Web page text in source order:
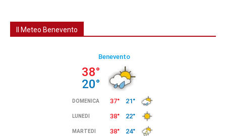
Il Meteo Benevento